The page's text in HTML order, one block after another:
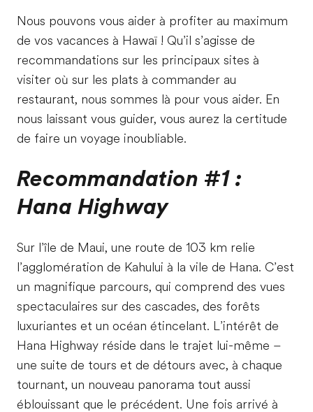
Nous pouvons vous aider à profiter au maximum
de vos vacances à Hawaï ! Qu’il s’agisse de
recommandations sur les principaux sites à
visiter où sur les plats à commander au
restaurant, nous sommes là pour vous aider. En
nous laissant vous guider, vous aurez la certitude
de faire un voyage inoubliable.
Recommandation #1 :
Hana Highway
Sur l’île de Maui, une route de 103 km relie
l’agglomération de Kahului à la vile de Hana. C’est
un magnifique parcours, qui comprend des vues
spectaculaires sur des cascades, des forêts
luxuriantes et un océan étincelant. L’intérêt de
Hana Highway réside dans le trajet lui-même –
une suite de tours et de détours avec, à chaque
tournant, un nouveau panorama tout aussi
éblouissant que le précédent. Une fois arrivé à